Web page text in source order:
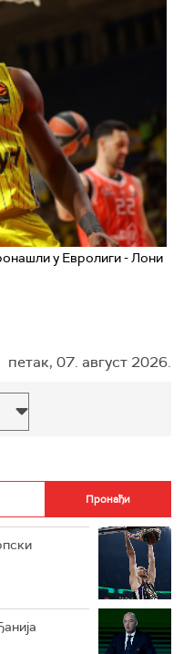
у Евролиги - Лони
петак, 07. август 2026.